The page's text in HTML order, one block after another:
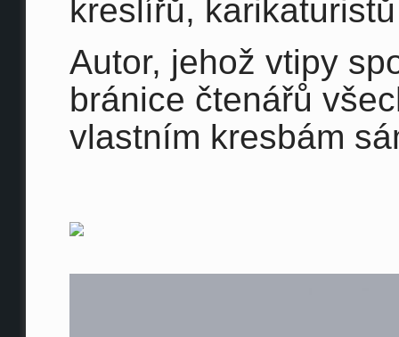
kreslířů,
Autor, jehož vtipy
bránice čtenářů
vlastním kresbám